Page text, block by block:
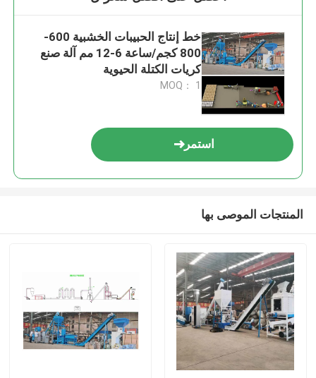
خط إنتاج الحبيبات الخشبية 600-
800 كجم/ساعة 6-12 مم آلة صنع
كريات الكتلة الحيوية
MOQ： 1
استمر
المنتجات الموصى بها